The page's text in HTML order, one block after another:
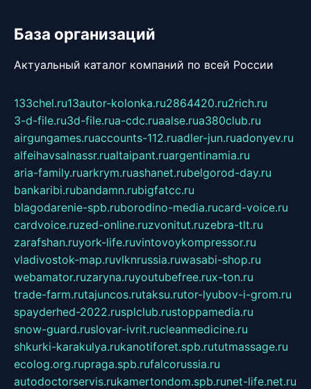
База организаций
Актуальный каталог компаний по всей России
133chel.ru13autor-kolonka.ru2864420.ru2rich.ru
3-d-file.ru3d-file.rua-cdc.ruaalse.rua380club.ru
airgungames.ruaccounts-112.ruadler-jun.ruadonyev.ru
alfeihavsalnassr.rualtaipant.ruargentinamia.ru
aria-family.ruarkrym.ruashanet.rubelgorod-day.ru
bankaribi.rubandamn.rubigfatcc.ru
blagodarenie-spb.ruborodino-media.rucard-voice.ru
cardvoice.ruzed-online.ruzvonitut.ruzebra-tlt.ru
zarafshan.ruyork-life.ruvintovoykompressor.ru
vladivostok-map.ruvlknrussia.ruwasabi-shop.ru
webamator.ruzaryna.ruyoutubefree.rux-ton.ru
trade-farm.rutajuncos.rutaksu.rutor-lyubov-i-grom.ru
spayderhed-2022.rusplclub.rustoppamedia.ru
snow-guard.ruslovar-ivrit.rucleanmedicine.ru
shkurki-karakulya.rukanotiforet.spb.rututmassage.ru
ecolog.org.rupraga.spb.rufalcorussia.ru
autodoctorservis.rukamertondom.spb.runet-life.net.ru